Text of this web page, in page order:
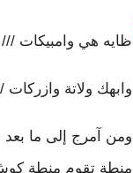
ظايه هي وامبيكات
وابهك ولاتة وازركات
ومن آمرج إلى ما
منطة تقوم منطة